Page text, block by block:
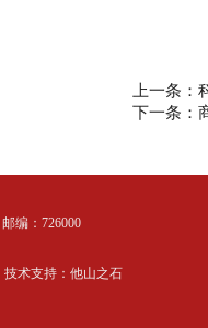
上一条：
下一条：
编：726000
术支持： 他山之石